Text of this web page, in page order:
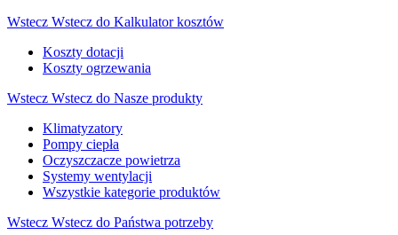
Wstecz Wstecz do Kalkulator kosztów
Koszty dotacji
Koszty ogrzewania
Wstecz Wstecz do Nasze produkty
Klimatyzatory
Pompy ciepła
Oczyszczacze powietrza
Systemy wentylacji
Wszystkie kategorie produktów
Wstecz Wstecz do Państwa potrzeby